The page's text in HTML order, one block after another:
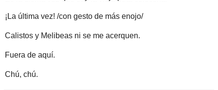
¡La última vez! /con gesto de más enojo/
Calistos y Melibeas ni se me acerquen.
Fuera de aquí.
Chú, chú.